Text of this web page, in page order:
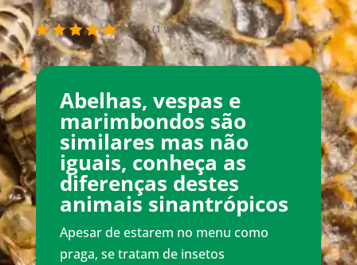
5/5 - (1 voto)
Abelhas, vespas e
marimbondos são
similares mas não
iguais, conheça as
diferenças destes
animais sinantrópicos
Apesar de estarem no menu como
praga, se tratam de insetos